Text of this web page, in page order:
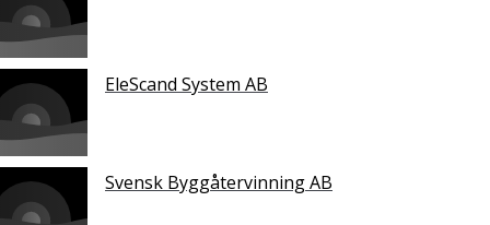
EleScand System AB
Svensk Byggåtervinning AB